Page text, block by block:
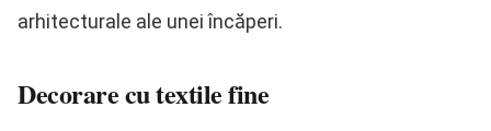
arhitecturale ale unei încăperi.
Decorare cu textile fine